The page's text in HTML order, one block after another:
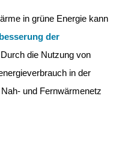
in grüne Energie kann
der
die Nutzung von
in der
und Fernwärmenetz